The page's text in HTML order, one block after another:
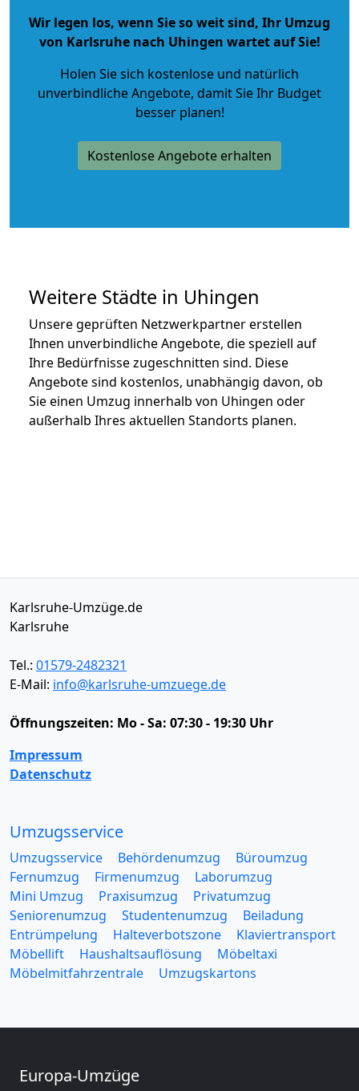
Wir legen los, wenn Sie so weit sind, Ihr Umzug
von Karlsruhe nach Uhingen wartet auf Sie!
Holen Sie sich kostenlose und natürlich
unverbindliche Angebote, damit Sie Ihr Budget
besser planen!
Kostenlose Angebote erhalten
Weitere Städte in Uhingen
Unsere geprüften Netzwerkpartner erstellen
Ihnen unverbindliche Angebote, die speziell auf
Ihre Bedürfnisse zugeschnitten sind. Diese
Angebote sind kostenlos, unabhängig davon, ob
Sie einen Umzug innerhalb von Uhingen oder
außerhalb Ihres aktuellen Standorts planen.
Karlsruhe-Umzüge.de
Karlsruhe
Tel.: 01579-2482321
E-Mail: info@karlsruhe-umzuege.de
Öffnungszeiten: Mo - Sa: 07:30 - 19:30 Uhr
Impressum
Datenschutz
Umzugsservice
Umzugsservice Behördenumzug
Büroumzug
Fernumzug
Firmenumzug
Laborumzug
Mini Umzug
Praxisumzug
Privatumzug
Seniorenumzug
Studentenumzug
Beiladung
Entrümpelung
Halteverbotszone
Klaviertransport
Möbellift
Haushaltsauflösung
Möbeltaxi
Möbelmitfahrzentrale
Umzugskartons
Europa-Umzüge